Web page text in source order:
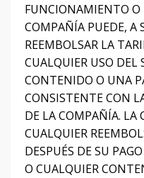
FUNCIONAMIENTO O
COMPAÑÍA PUEDE, A
REEMBOLSAR LA
CUALQUIER USO DEL
CONTENIDO O UNA
CONSISTENTE CON
DE LA COMPAÑÍA. LA
CUALQUIER
DESPUÉS DE SU
O CUALQUIER